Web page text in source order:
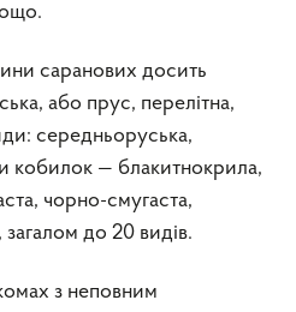
саранових досить
або прус, перелітна,
середньоруська,
кобилок — блакитнокрила,
чорно-смугаста,
загалом до 20 видів.
з неповним